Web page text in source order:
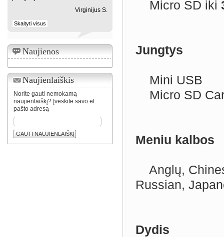
Micro SD iki
Jungtys
Mini USB
Micro SD
Meniu kalbos
Anglų,
Russian,
Dydis
Virginijus S.
Skaityti visus
Naujienos
Naujienlaiškis
Norite gauti nemokamą
naujienlaiškį? Įveskite savo el.
pašto adresą
GAUTI NAUJIENLAIŠKĮ